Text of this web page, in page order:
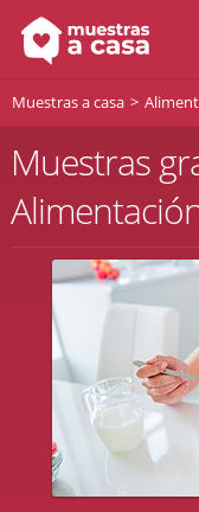
Muestras a casa Alimentación
Muestras